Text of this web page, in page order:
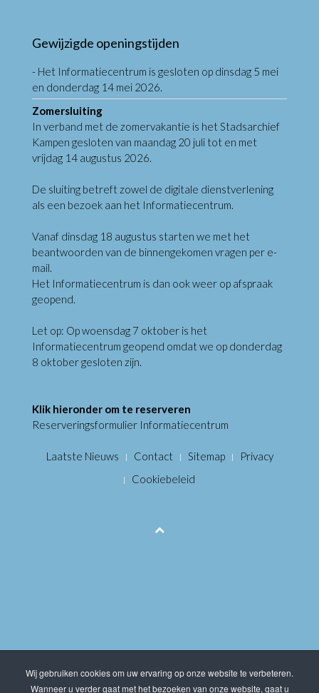
Gewijzigde openingstijden
- Het Informatiecentrum is gesloten op dinsdag 5 mei
en donderdag 14 mei 2026.
Zomersluiting
In verband met de zomervakantie is het Stadsarchief
Kampen gesloten van maandag 20 juli tot en met
vrijdag 14 augustus 2026.
De sluiting betreft zowel de digitale dienstverlening
als een bezoek aan het Informatiecentrum.
Vanaf dinsdag 18 augustus starten we met het
beantwoorden van de binnengekomen vragen per e-
mail.
Het Informatiecentrum is dan ook weer op afspraak
geopend.
Let op: Op woensdag 7 oktober is het
Informatiecentrum geopend omdat we op donderdag
8 oktober gesloten zijn.
Klik hieronder om te reserveren
Reserveringsformulier Informatiecentrum
Laatste Nieuws Contact Sitemap
Privacy
Cookiebeleid
Wij gebruiken cookies om uw ervaring op onze website te verbeteren.
Wanneer u verder gaat met het bezoeken van onze website, gaat u